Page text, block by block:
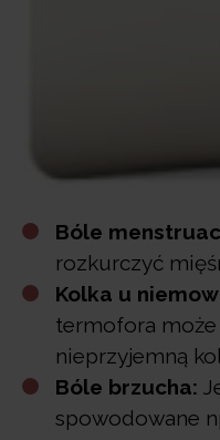
Bóle
rozkurczyć
Kolka u
termofora może
nieprzyjemną
Bóle brzucha:
spowodowane